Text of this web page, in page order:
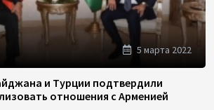
5 марта 2022
и Турции подтвердили
отношения с Арменией